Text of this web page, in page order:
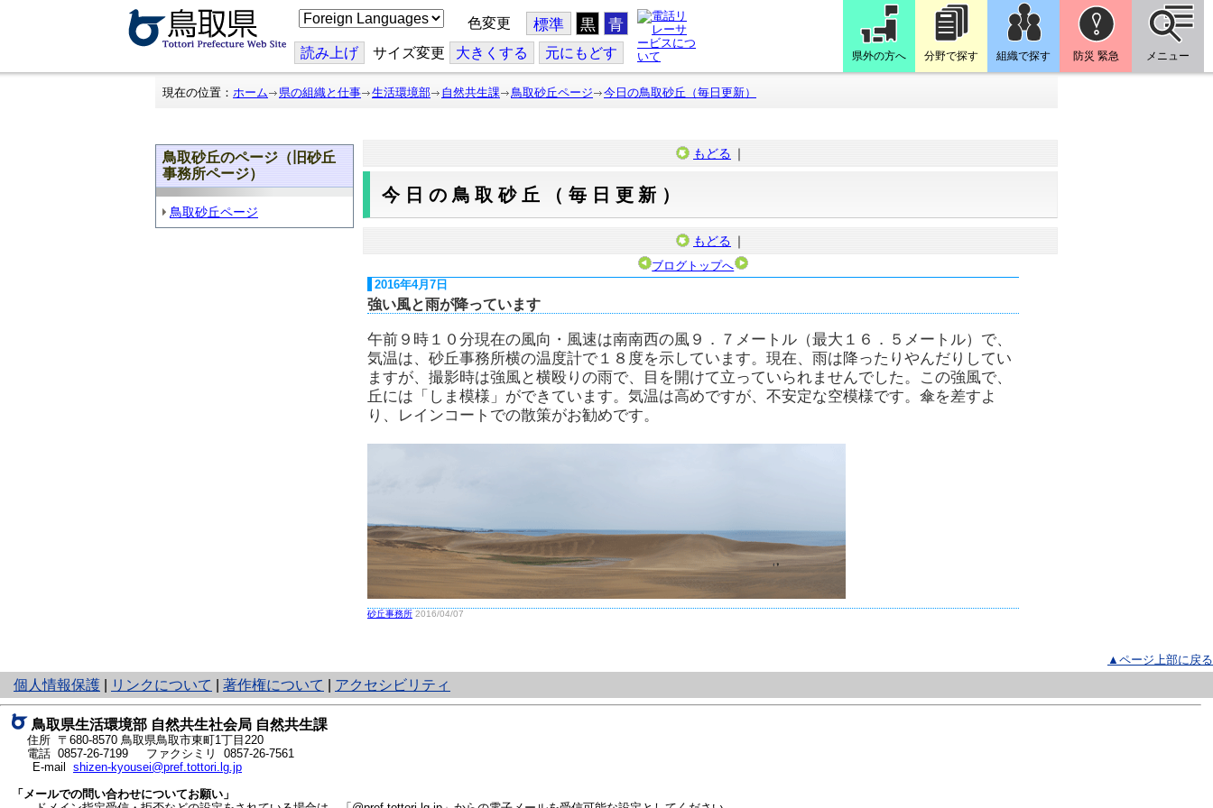
こ
の
ジ
を
翻
色変更 標準 黒 青
読み上げ サイズ変更 大きくする 元にもどす 県外の方へ 分野で探す 組織で探す 防災 緊急 メニュー
現在の位置： ホーム 県の組織と仕事 生活環境部 自然共生課 鳥取砂丘ページ 今日の鳥取砂丘（毎日更新）
鳥取砂丘のページ（旧砂丘
事務所ページ）
鳥取砂丘ページ
もどる ｜
今日の鳥取砂丘（毎日更新）
もどる ｜
ブログトップへ
2016年4月7日
強い風と雨が降っています
午前９時１０分現在の風向・風速は南南西の風９．７メートル（最大１６．５メートル）で、
気温は、砂丘事務所横の温度計で１８度を示しています。現在、雨は降ったりやんだりしてい
ますが、撮影時は強風と横殴りの雨で、目を開けて立っていられませんでした。この強風で、
丘には「しま模様」ができています。気温は高めですが、不安定な空模様です。傘を差すよ
り、レインコートでの散策がお勧めです。
砂丘事務所 2016/04/07
▲ページ上部に戻る
個人情報保護
と
り
ネ
ッ
ト
へ
の
リンクについて 著作権について アクセシビリティ
鳥取県生活環境部 自然共生社会局 自然共生課
住所 〒680-8570 鳥取県鳥取市東町1丁目220
電話 0857-26-7199
ファクシミリ 0857-26-7561
E-mail shizen-kyousei@pref.tottori.lg.jp
「メールでの問い合わせについてお願い」